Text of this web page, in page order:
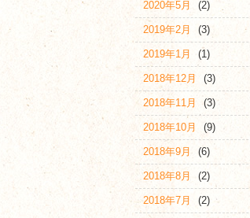
2020年5月 (2)
2019年2月 (3)
2019年1月 (1)
2018年12月 (3)
2018年11月 (3)
2018年10月 (9)
2018年9月 (6)
2018年8月 (2)
2018年7月 (2)